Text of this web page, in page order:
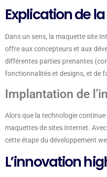
Explication de
Dans un sens, la maquette site
offre aux concepteurs et aux
différentes parties prenantes
fonctionnalités et designs, et de
Implantation de
Alors que la technologie
maquettes de sites Internet.
cette étape du développement
L’innovation